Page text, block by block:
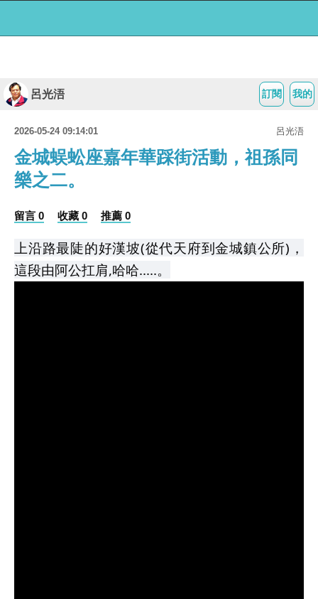
我的
訂閱
呂光浯
2026-05-24 09:14:01 呂光浯
金城蜈蚣座嘉年華踩街活動，祖孫同
樂之二。
留言 0 收藏 0 推薦 0
上沿路最陡的好漢坡(從代天府到金城鎮公所)，
這段由阿公扛肩,哈哈.....。